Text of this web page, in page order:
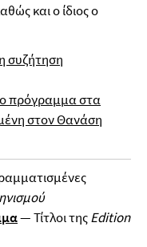
και ο ίδιος ο
συζήτηση
πρόγραμμα στα
στον Θανάση
— Τίτλοι τηςEdition